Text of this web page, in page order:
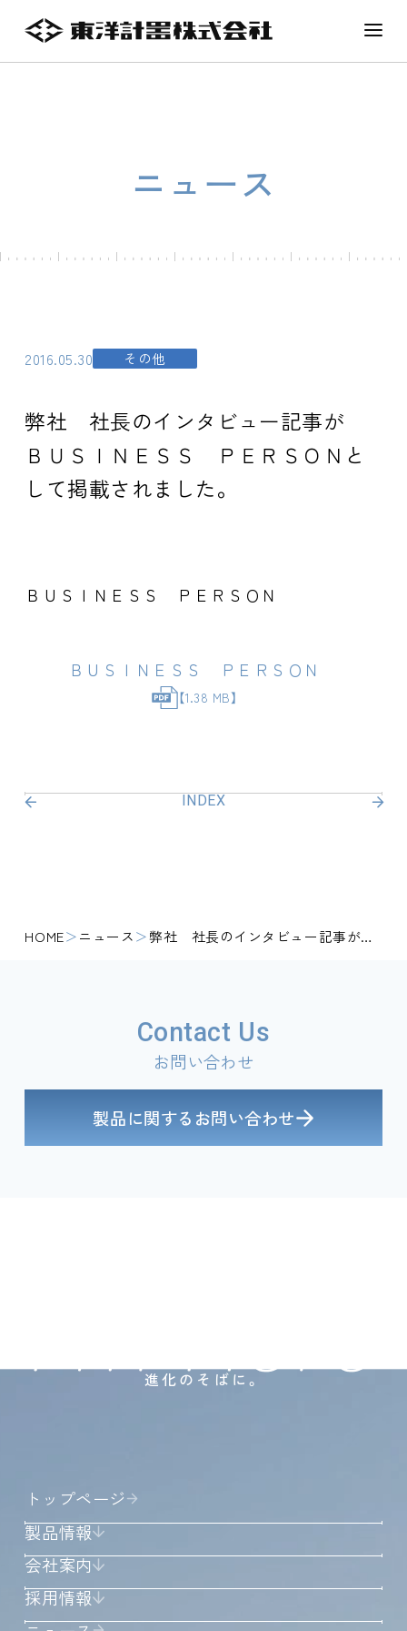
ニュース
2016.05.30 その他
弊社 社長のインタビュー記事が
ＢＵＳＩＮＥＳＳ ＰＥＲＳＯＮと
して掲載されました。
ＢＵＳＩＮＥＳＳ ＰＥＲＳＯＮ
ＢＵＳＩＮＥＳＳ ＰＥＲＳＯＮ
【1.38 MB】
INDEX
HOME ニュース 弊社 社長のインタビュー記事が ＢＵＳＩＮＥＳＳ ＰＥＲＳＯＮとして掲載されました。
Contact Us
お問い合わせ
製品に関するお問い合わせ
進化のそばに。
トップページ
会社案内
採用情報
製品情報